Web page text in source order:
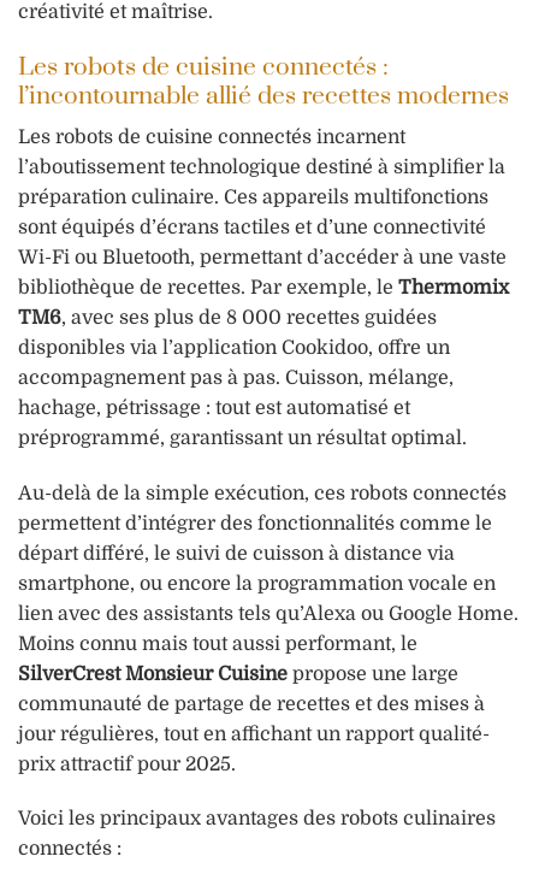
créativité et maîtrise.
Les robots de cuisine connectés :
l’incontournable allié des recettes modernes
Les robots de cuisine connectés incarnent
l’aboutissement technologique destiné à simplifier la
préparation culinaire. Ces appareils multifonctions
sont équipés d’écrans tactiles et d’une connectivité
Wi-Fi ou Bluetooth, permettant d’accéder à une vaste
bibliothèque de recettes. Par exemple, le Thermomix
TM6, avec ses plus de 8 000 recettes guidées
disponibles via l’application Cookidoo, offre un
accompagnement pas à pas. Cuisson, mélange,
hachage, pétrissage : tout est automatisé et
préprogrammé, garantissant un résultat optimal.
Au-delà de la simple exécution, ces robots connectés
permettent d’intégrer des fonctionnalités comme le
départ différé, le suivi de cuisson à distance via
smartphone, ou encore la programmation vocale en
lien avec des assistants tels qu’Alexa ou Google Home.
Moins connu mais tout aussi performant, le
SilverCrest Monsieur Cuisine propose une large
communauté de partage de recettes et des mises à
jour régulières, tout en affichant un rapport qualité-
prix attractif pour 2025.
Voici les principaux avantages des robots culinaires
connectés :